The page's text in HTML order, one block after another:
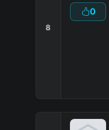
8
0